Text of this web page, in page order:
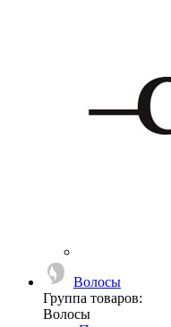
Волосы
Группа товаров:
Волосы